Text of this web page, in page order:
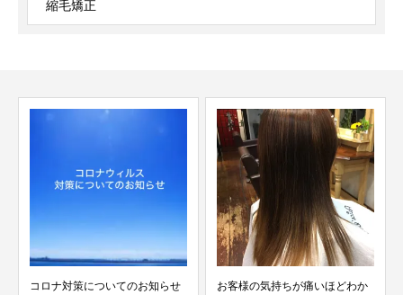
縮毛矯正
コロナ対策についてのお知らせ
お客様の気持ちが痛いほどわか